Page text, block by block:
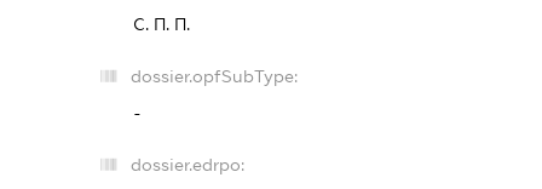
С. П. П.
dossier.opfSubType:
-
dossier.edrpo: